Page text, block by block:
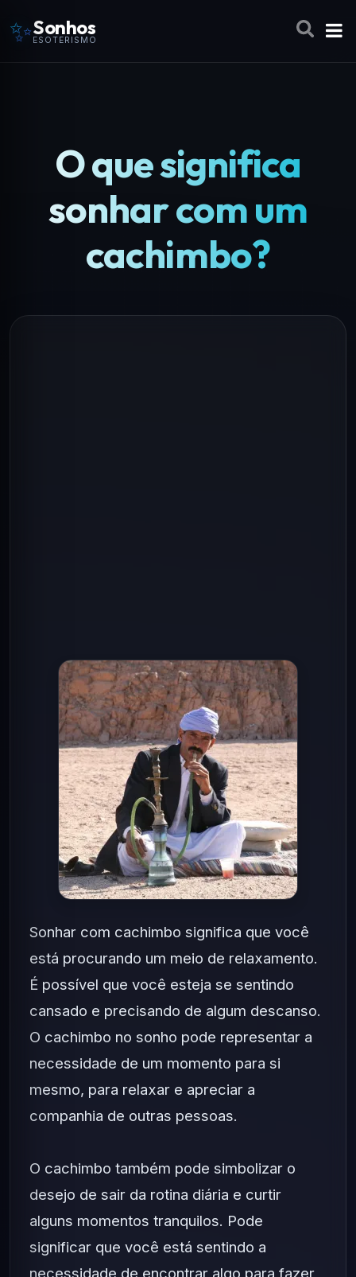
✨Sonhos
ESOTERISMO
O que significa
sonhar com um
cachimbo?
Sonhar com cachimbo significa que você
está procurando um meio de relaxamento.
É possível que você esteja se sentindo
cansado e precisando de algum descanso.
O cachimbo no sonho pode representar a
necessidade de um momento para si
mesmo, para relaxar e apreciar a
companhia de outras pessoas.
O cachimbo também pode simbolizar o
desejo de sair da rotina diária e curtir
alguns momentos tranquilos. Pode
significar que você está sentindo a
necessidade de encontrar algo para fazer